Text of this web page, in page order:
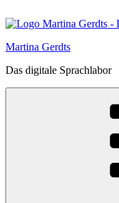
to
Martina Gerdts
Das digitale Sprachlabor